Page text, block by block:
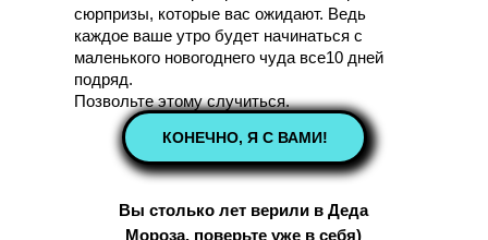
сюрпризы, которые вас ожидают. Ведь
каждое ваше утро будет начинаться с
маленького новогоднего чуда все10 дней
подряд.
Позвольте этому случиться.
КОНЕЧНО, Я С ВАМИ!
Вы столько лет верили в Деда
Мороза, поверьте уже в себя)